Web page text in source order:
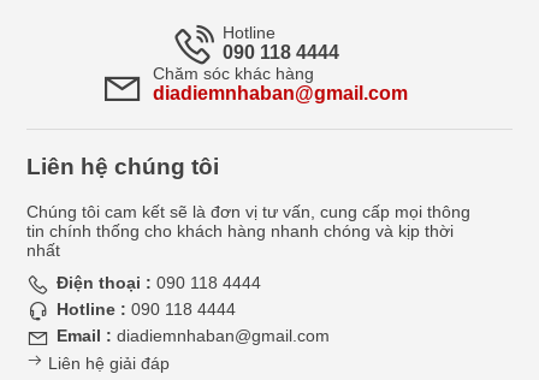
Hotline
090 118 4444
Chăm sóc khác hàng
diadiemnhaban@gmail.com
Liên hệ chúng tôi
Chúng tôi cam kết sẽ là đơn vị tư vấn, cung cấp mọi thông
tin chính thống cho khách hàng nhanh chóng và kịp thời
nhất
Điện thoại : 090 118 4444
Hotline : 090 118 4444
Email : diadiemnhaban@gmail.com
Liên hệ giải đáp